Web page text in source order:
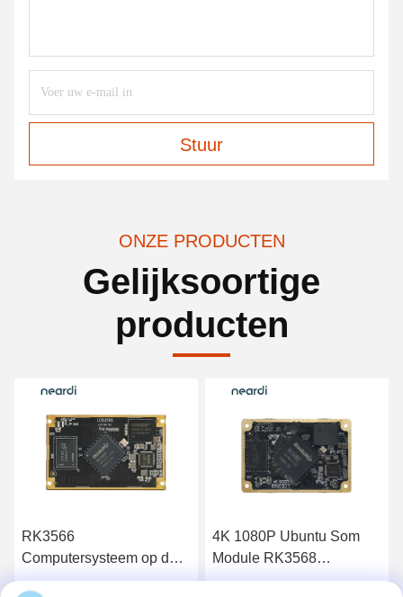
Stuur
ONZE PRODUCTEN
Gelijksoortige
producten
RK3566
Computersysteem op de
module SoM LCB3566
4K 1080P Ubuntu Som
Module RK3568
Computer On Modules